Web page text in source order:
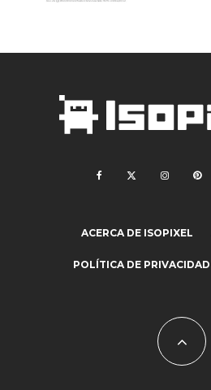
ACERCA DE ISOPIXEL
POLÍTICA DE PRIVACIDAD